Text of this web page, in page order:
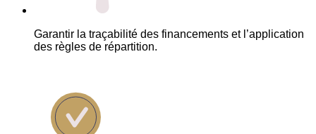
Garantir la traçabilité des financements et l’application
des règles de répartition.